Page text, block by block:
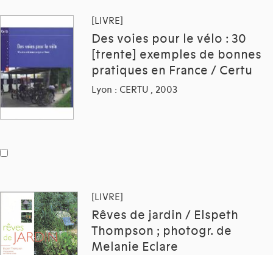
[LIVRE]
Des voies pour le vélo : 30
[trente] exemples de bonnes
pratiques en France / Certu
Lyon : CERTU , 2003
[LIVRE]
Rêves de jardin / Elspeth
Thompson ; photogr. de
Melanie Eclare